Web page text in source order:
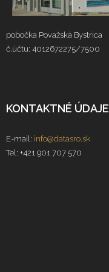
pobočka Považská Bystrica
č.účtu: 4012672275/7500
KONTAKTNÉ ÚDAJE
E-mail: info@datasro.sk
Tel: +421 901 707 570